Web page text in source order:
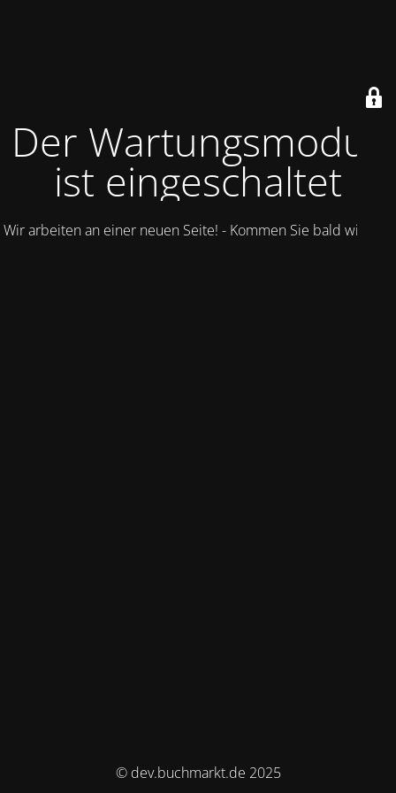
Der Wartungsmodus
ist eingeschaltet
Wir arbeiten an einer neuen Seite! - Kommen Sie bald wieder.
© dev.buchmarkt.de 2025